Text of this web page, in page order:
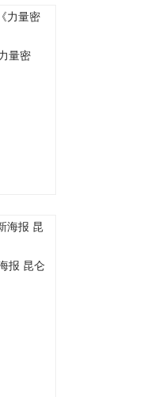
量密
报 昆仑